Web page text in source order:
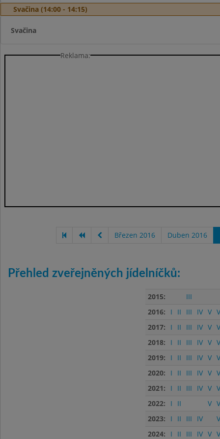
Svačina (14:00 - 14:15)
Svačina
Reklama:
Březen 2016 Duben 2016
Přehled zveřejněných jídelníčků:
2015:
III
2016:
I II III IV V
2017:
I II III IV V
2018:
I II III IV V
2019:
I II III IV V
2020:
I II III IV V
2021:
I II III IV V
2022:
I II V
2023:
I II III IV
2024:
I II III IV V